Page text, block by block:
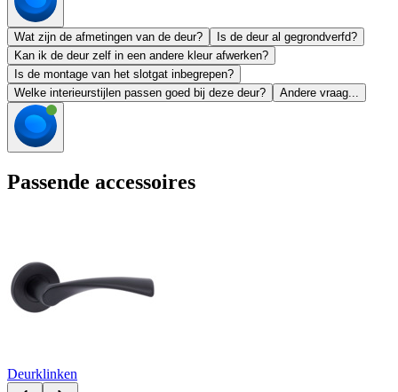
Wat zijn de afmetingen van de deur?
Is de deur al gegrondverfd?
Kan ik de deur zelf in een andere kleur afwerken?
Is de montage van het slotgat inbegrepen?
Welke interieurstijlen passen goed bij deze deur?
Andere vraag...
Passende accessoires
Deurklinken